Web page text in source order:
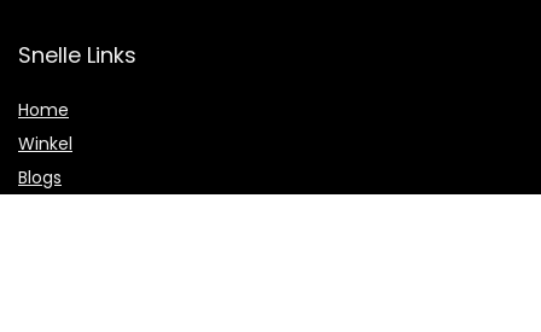
Snelle Links
Home
Winkel
Blogs